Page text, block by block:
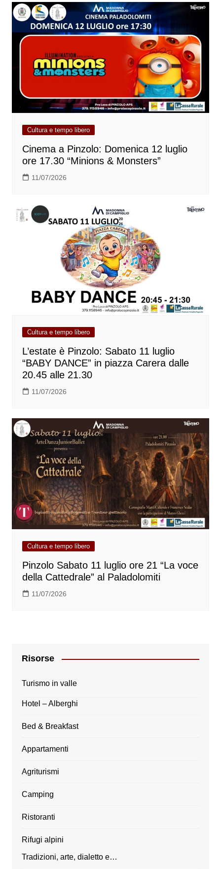
Cultura e tempo libero
Cinema a Pinzolo: Domenica 12 luglio
ore 17.30 “Minions & Monsters”
11/07/2026
Cultura e tempo libero
L’estate è Pinzolo: Sabato 11 luglio
“BABY DANCE” in piazza Carera dalle
20.45 alle 21.30
11/07/2026
Cultura e tempo libero
Pinzolo Sabato 11 luglio ore 21 “La voce
della Cattedrale” al Paladolomiti
11/07/2026
Risorse
Turismo in valle
Hotel – Alberghi
Bed & Breakfast
Appartamenti
Agriturismi
Camping
Ristoranti
Rifugi alpini
Tradizioni, arte, dialetto e…